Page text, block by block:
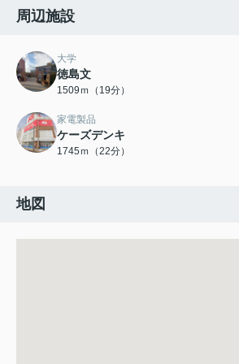
周辺施設
大学
徳島文
1509ｍ（19分）
家電製品
ケーズデンキ
1745ｍ（22分）
地図